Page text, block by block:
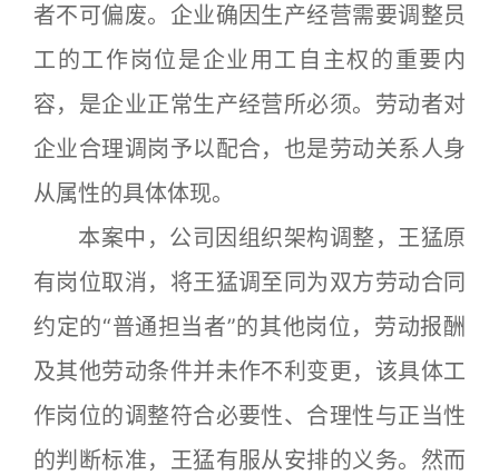
者不可偏废。企业确因生产经营需要调整员
工的工作岗位是企业用工自主权的重要内
容，是企业正常生产经营所必须。劳动者对
企业合理调岗予以配合，也是劳动关系人身
从属性的具体体现。
本案中，公司因组织架构调整，王猛原
有岗位取消，将王猛调至同为双方劳动合同
约定的“普通担当者”的其他岗位，劳动报酬
及其他劳动条件并未作不利变更，该具体工
作岗位的调整符合必要性、合理性与正当性
的判断标准，王猛有服从安排的义务。然而